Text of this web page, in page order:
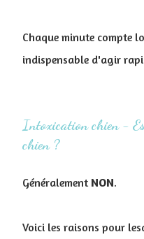
Chaque minute compte
indispensable d'agir
Intoxication chien -
chien ?
Généralement NON.
Voici les raisons pour